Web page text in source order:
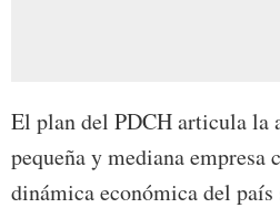
El plan del PDCH articula la
pequeña y mediana
dinámica económica del